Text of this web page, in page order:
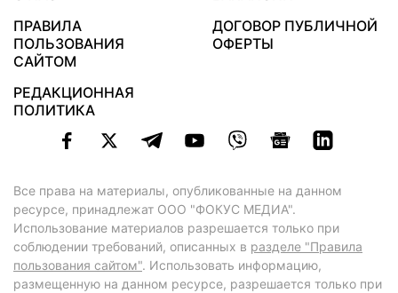
ПРАВИЛА
ПОЛЬЗОВАНИЯ
САЙТОМ
ДОГОВОР ПУБЛИЧНОЙ
ОФЕРТЫ
РЕДАКЦИОННАЯ
ПОЛИТИКА
Все права на материалы, опубликованные на данном
ресурсе, принадлежат ООО "ФОКУС МЕДИА".
Использование материалов разрешается только при
соблюдении требований, описанных в разделе "Правила
пользования сайтом". Использовать информацию,
размещенную на данном ресурсе, разрешается только при